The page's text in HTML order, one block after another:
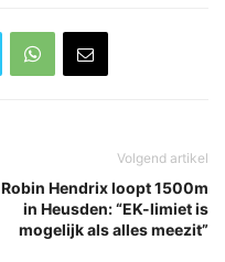
Volgend artikel
Robin Hendrix loopt 1500m
in Heusden: “EK-limiet is
mogelijk als alles meezit”